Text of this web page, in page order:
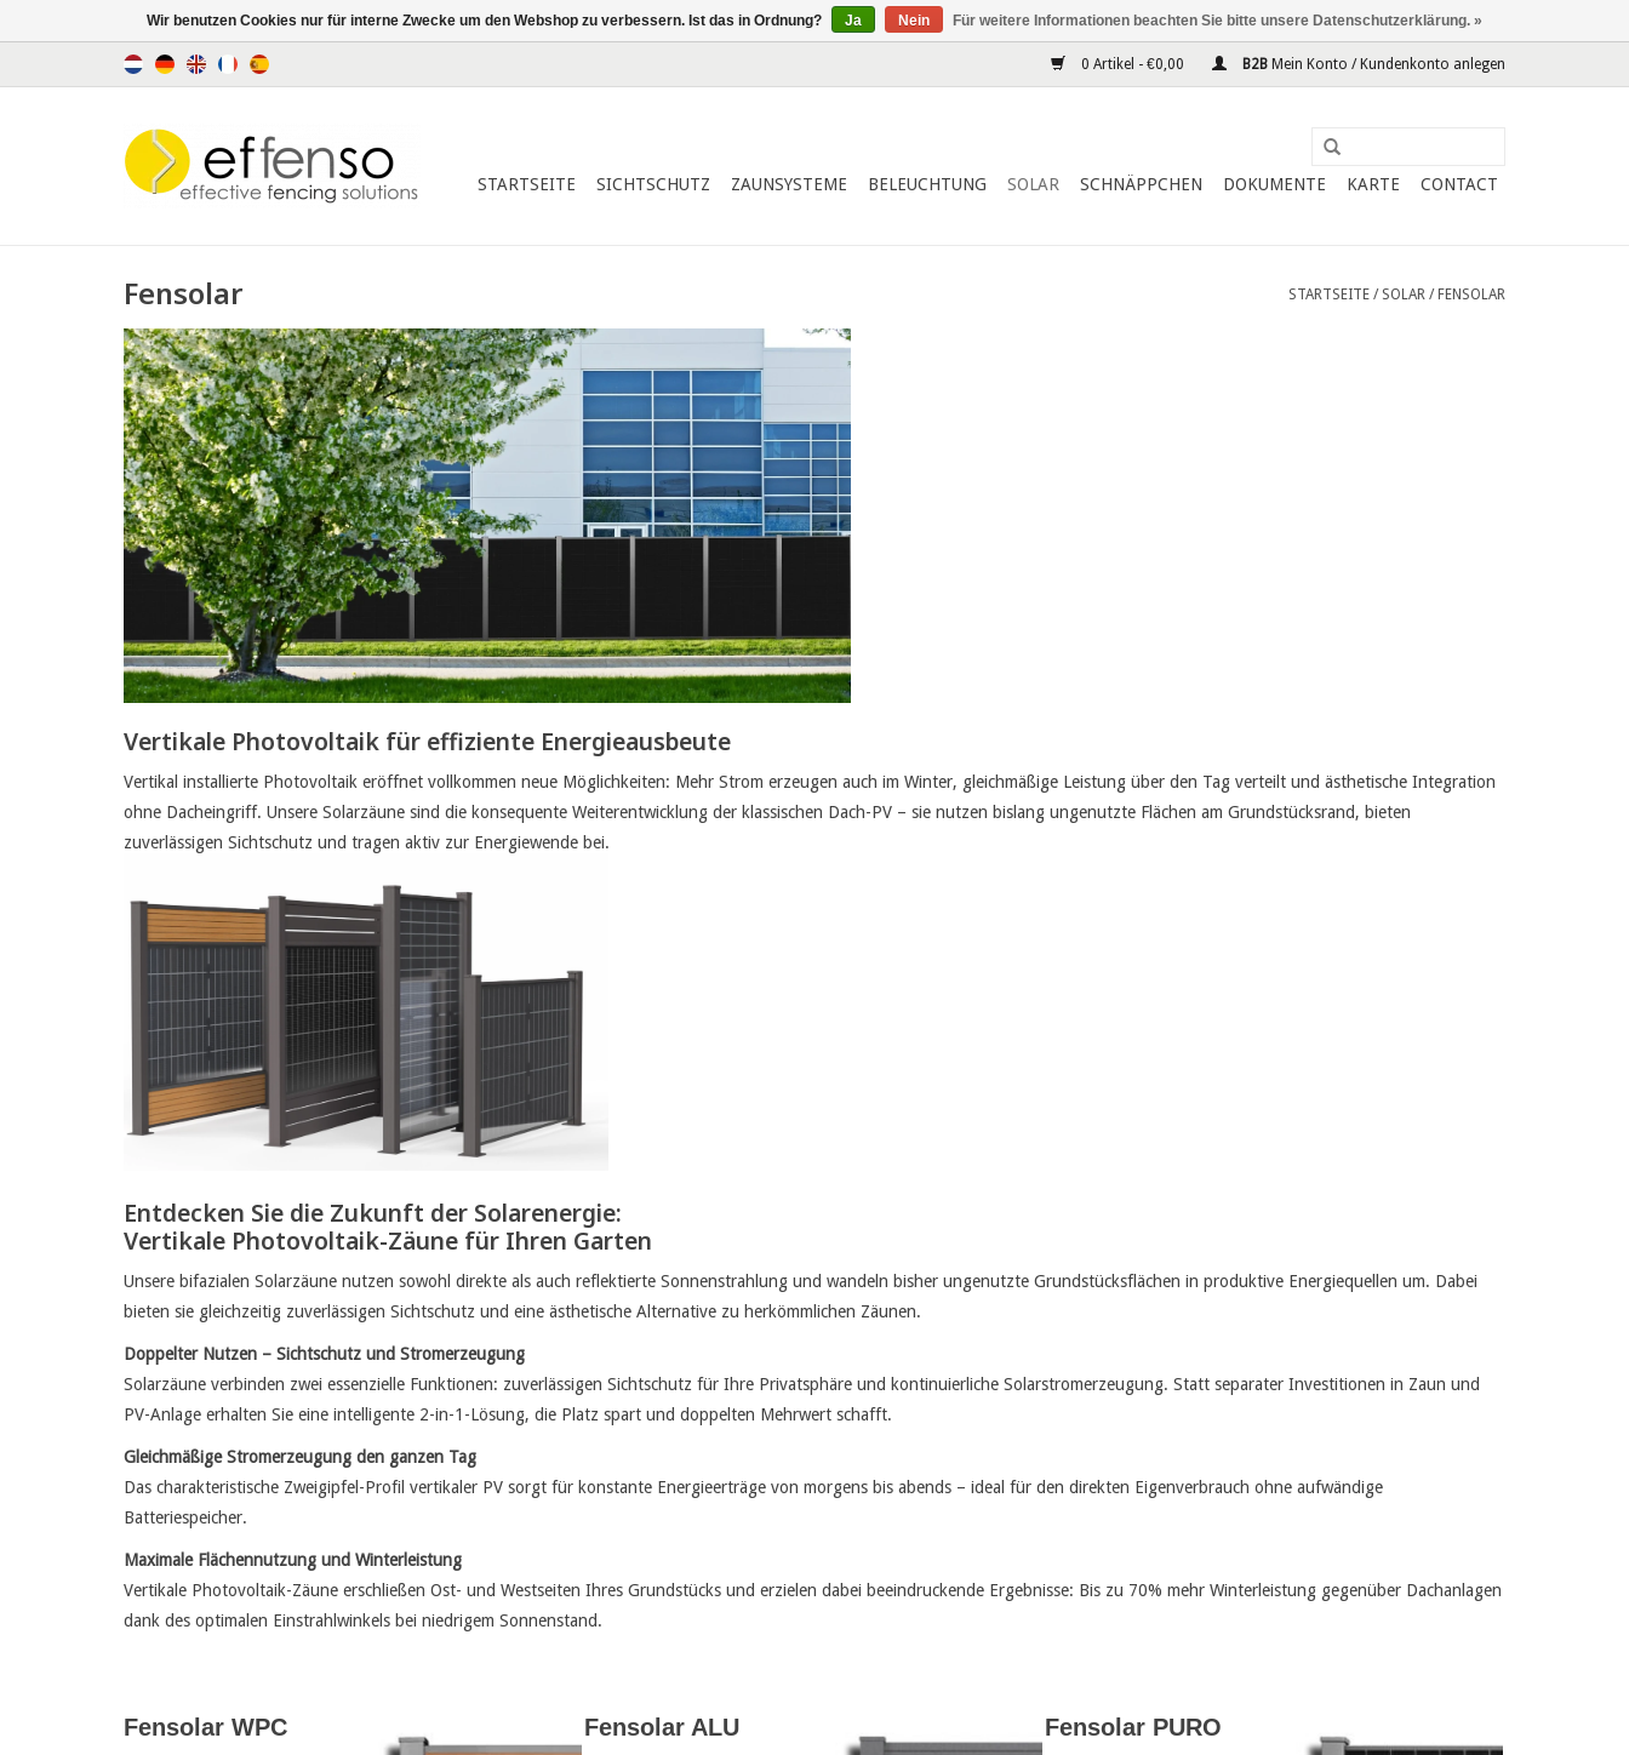
0 Artikel - €0,00 B2B Mein Konto / Kundenkonto anlegen
STARTSEITE SICHTSCHUTZ ZAUNSYSTEME BELEUCHTUNG SOLAR SCHNÄPPCHEN DOKUMENTE KARTE CONTACT
Fensolar STARTSEITE / SOLAR / FENSOLAR
Vertikale Photovoltaik für effiziente Energieausbeute
Vertikal installierte Photovoltaik eröffnet vollkommen neue Möglichkeiten: Mehr Strom erzeugen auch im Winter, gleichmäßige Leistung über den Tag verteilt und ästhetische Integration
ohne Dacheingriff. Unsere Solarzäune sind die konsequente Weiterentwicklung der klassischen Dach-PV – sie nutzen bislang ungenutzte Flächen am Grundstücksrand, bieten
zuverlässigen Sichtschutz und tragen aktiv zur Energiewende bei.
Entdecken Sie die Zukunft der Solarenergie:
Vertikale Photovoltaik-Zäune für Ihren Garten
Unsere bifazialen Solarzäune nutzen sowohl direkte als auch reflektierte Sonnenstrahlung und wandeln bisher ungenutzte Grundstücksflächen in produktive Energiequellen um. Dabei
bieten sie gleichzeitig zuverlässigen Sichtschutz und eine ästhetische Alternative zu herkömmlichen Zäunen.
Doppelter Nutzen – Sichtschutz und Stromerzeugung
Solarzäune verbinden zwei essenzielle Funktionen: zuverlässigen Sichtschutz für Ihre Privatsphäre und kontinuierliche Solarstromerzeugung. Statt separater Investitionen in Zaun und
PV-Anlage erhalten Sie eine intelligente 2-in-1-Lösung, die Platz spart und doppelten Mehrwert schafft.
Gleichmäßige Stromerzeugung den ganzen Tag
Das charakteristische Zweigipfel-Profil vertikaler PV sorgt für konstante Energieerträge von morgens bis abends – ideal für den direkten Eigenverbrauch ohne aufwändige
Batteriespeicher.
Maximale Flächennutzung und Winterleistung
Vertikale Photovoltaik-Zäune erschließen Ost- und Westseiten Ihres Grundstücks und erzielen dabei beeindruckende Ergebnisse: Bis zu 70% mehr Winterleistung gegenüber Dachanlagen
dank des optimalen Einstrahlwinkels bei niedrigem Sonnenstand.
Fensolar WPC Fensolar ALU Fensolar PURO
Wir benutzen Cookies nur für interne Zwecke um den Webshop zu verbessern. Ist das in Ordnung? Ja Nein Für weitere Informationen beachten Sie bitte unsere Datenschutzerklärung. »